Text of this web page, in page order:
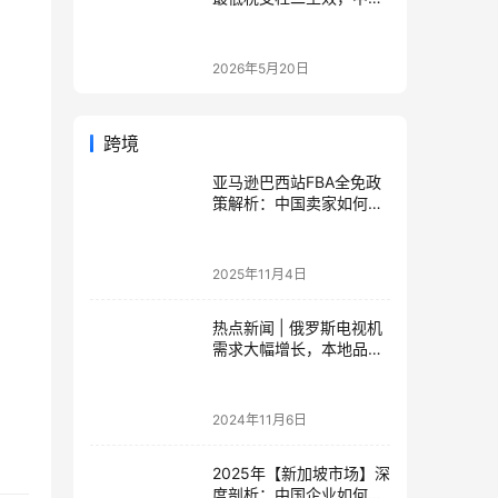
2026年5月20日
跨境
亚马逊巴西站FBA全免政
策解析：中国卖家如何零
2025年11月4日
热点新闻 | 俄罗斯电视机
需求大幅增长，本地品牌
2024年11月6日
2025年【新加坡市场】深